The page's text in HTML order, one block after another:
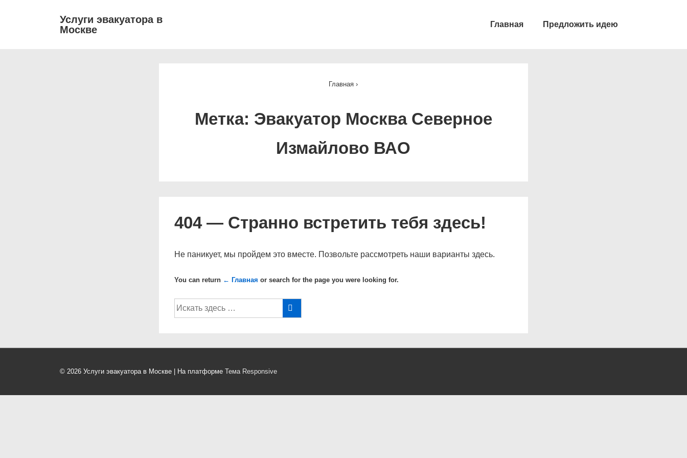
Услуги эвакуатора в
Москве
Главная Предложить идею
Главная ›
Метка: Эвакуатор Москва Северное
Измайлово ВАО
404 — Странно встретить тебя здесь!
Не паникует, мы пройдем это вместе. Позвольте рассмотреть наши варианты здесь.
You can return ← Главная or search for the page you were looking for.
Поиск
по:
© 2026 Услуги эвакуатора в Москве | На платформе Тема Responsive